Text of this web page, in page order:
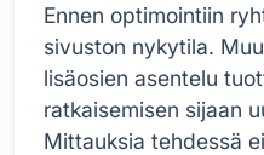
Ennen optimointiin
sivuston nykytila.
lisäosien asentelu
ratkaisemisen sijaan
Mittauksia tehdessä